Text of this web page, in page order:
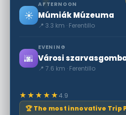
☀️
AFTERNOON
Múmiák Múzeuma
📍 3.3 km · Ferentillo
🌆
EVENING
Városi
📍 7.6 km · Ferentillo
★★★★★4.9
🏆 The most innovative Trip